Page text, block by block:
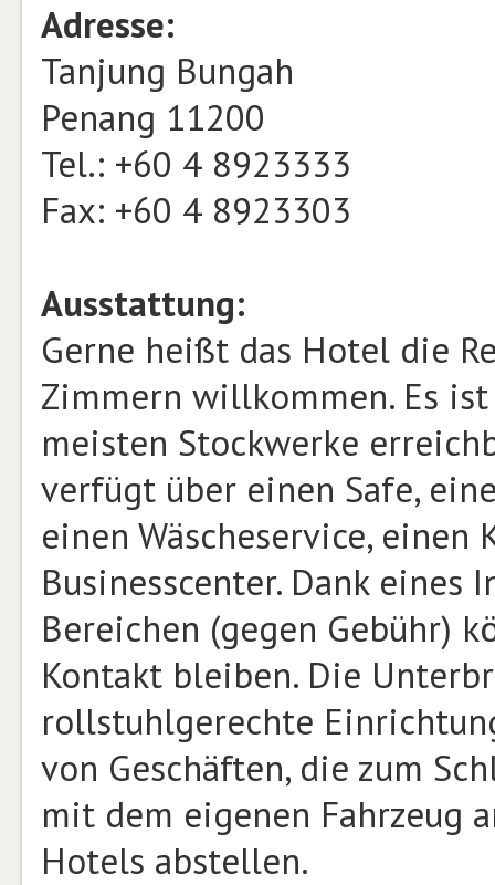
Adresse:
Tanjung Bungah
Penang 11200
Tel.: +60 4 8923333
Fax: +60 4 8923303
Ausstattung:
Gerne heißt das Hotel die
Zimmern willkommen. Es
meisten Stockwerke
verfügt über einen Safe,
einen Wäscheservice, einen
Businesscenter. Dank
Bereichen (gegen Gebühr)
Kontakt bleiben. Die
rollstuhlgerechte
von Geschäften, die zum
mit dem eigenen Fahrzeug
Hotels abstellen.